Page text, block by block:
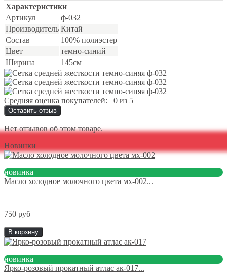
Характеристики
Артикул
ф-032
Производитель Китай
Состав
100% полиэстер
Цвет
темно-синий
Ширина
145см
Средняя оценка покупателей: 0 из 5
Оставить отзыв
Нет отзывов об этом товаре.
Новинки
новинка
Масло холодное молочного цвета мх-002...
750 руб
В корзину
новинка
Ярко-розовый прокатный атлас ак-017...